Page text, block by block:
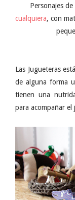
Personajes
cualquiera, con
Las Jugueteras
de alguna forma
tienen una
para acompañar